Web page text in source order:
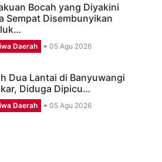
Bocah yang Diyakini
Sempat Disembunyikan
Daerah 05 Agu 2026
Dua Lantai di Banyuwangi
Diduga Dipicu…
Daerah 05 Agu 2026